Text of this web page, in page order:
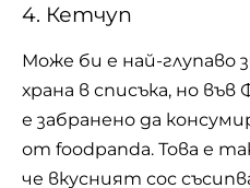
4. Кетчуп
Може би е най-глупаво
храна в списъка, но
е забранено да
от foodpanda. Това е
че вкусният сос